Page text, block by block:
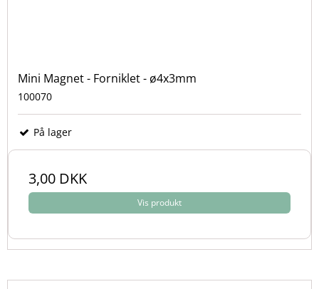
Mini Magnet - Forniklet - ø4x3mm
100070
På lager
3,00 DKK
Vis produkt